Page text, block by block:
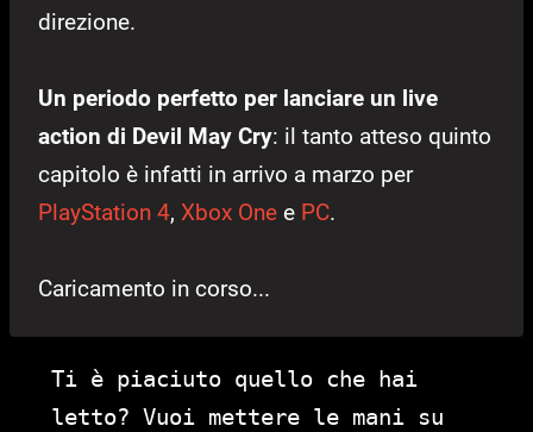
direzione.
Un periodo perfetto per lanciare un live
action di Devil May Cry: il tanto atteso quinto
capitolo è infatti in arrivo a marzo per
PlayStation 4, Xbox One e PC.
Caricamento in corso...
Ti è piaciuto quello che hai
letto? Vuoi mettere le mani su